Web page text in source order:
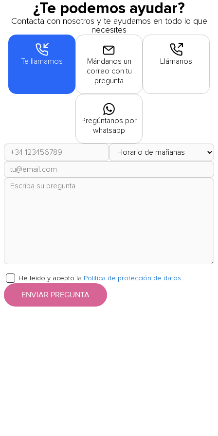
¿Te podemos ayudar?
Contacta con nosotros y te ayudamos en todo lo que
necesites
Te llamamos
Mándanos un
correo con tu
pregunta
Llámanos
Pregúntanos por
whatsapp
He leido y acepto la Politica de protección de datos
ENVIAR PREGUNTA